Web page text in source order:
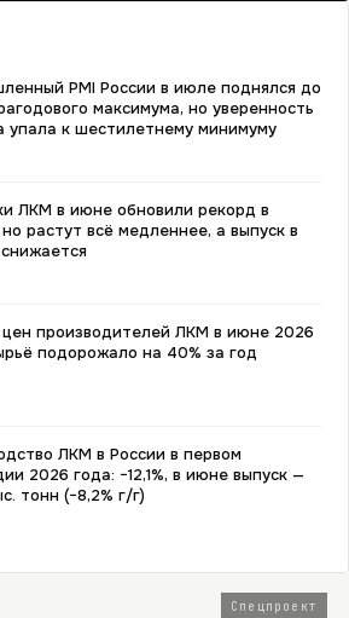
PMI России в июле поднялся до
максимума, но уверенность
упала к шестилетнему минимуму
ЛКМ в июне обновили рекорд в
но растут всё медленнее, а выпуск в
производителей ЛКМ в июне 2026
подорожало на 40% за год
ЛКМ в России в первом
2026 года: −12,1%, в июне выпуск —
тонн (−8,2% г/г)
Спецпроект